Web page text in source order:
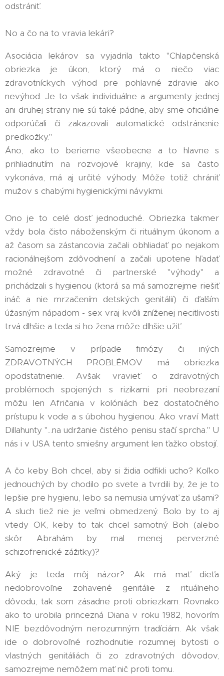
odstrániť.
No a čo na to vravia lekári?
Asociácia lekárov sa vyjadrila takto "Chlapčenská
obriezka je úkon, ktorý má o niečo viac
zdravotníckych výhod pre pohlavné zdravie ako
nevýhod. Je to však individuálne a argumenty jednej
ani druhej strany nie sú také pádne, aby sme oficiálne
odporúčali či zakazovali automatické odstránenie
predkožky."
Áno, ako to berieme všeobecne a to hlavne s
prihliadnutím na rozvojové krajiny, kde sa často
vykonáva, má aj určité výhody. Môže totiž chrániť
mužov s chabými hygienickými návykmi.
Ono je to celé dosť jednoduché. Obriezka takmer
vždy bola čisto náboženským či rituálnym úkonom a
až časom sa zástancovia začali obhliadať po nejakom
racionálnejšom zdôvodnení a začali upotene hľadať
možné zdravotné či partnerské "výhody" a
prichádzali s hygienou (ktorá sa má samozrejme riešiť
ináč a nie mrzačením detských genitálií) či ďalším
úžasným nápadom - sex vraj kvôli zníženej necitlivosti
trvá dlhšie a teda si ho žena môže dlhšie užiť.
Samozrejme v prípade fimózy či iných
ZDRAVOTNÝCH PROBLÉMOV má obriezka
opodstatnenie. Avšak vravieť o zdravotných
problémoch spojených s rizikami pri neobrezaní
môžu len Afričania v kolóniách bez dostatočného
prístupu k vode a s úbohou hygienou. Ako vraví Matt
Dillahunty "...na udržanie čistého penisu stačí sprcha." U
nás i v USA tento smiešny argument len ťažko obstojí.
A čo keby Boh chcel, aby si židia odfikli ucho? Koľko
jednouchých by chodilo po svete a tvrdili by, že je to
lepšie pre hygienu, lebo sa nemusia umývať za ušami?
A sluch tiež nie je veľmi obmedzený. Bolo by to aj
vtedy OK, keby to tak chcel samotný Boh (alebo
skôr Abrahám by mal menej perverzné
schizofrenické zážitky)?
Aký je teda môj názor? Ak má mať dieťa
nedobrovoľne zohavené genitálie z rituálneho
dôvodu, tak som zásadne proti obriezkam. Rovnako
ako to urobila princezná Diana v roku 1982, hovorím
NIE bezdôvodným nerozumným tradíciám. Ak však
ide o dobrovoľné rozhodnutie rozumnej bytosti o
vlastných genitáliách či zo zdravotných dôvodov,
samozrejme nemôžem mať nič proti tomu.